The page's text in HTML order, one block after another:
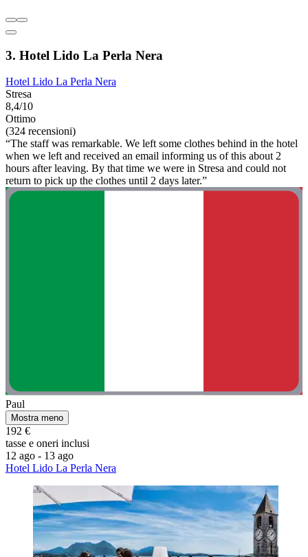
3. Hotel Lido La Perla Nera
Hotel Lido La Perla Nera
Stresa
8,4/10
Ottimo
(324 recensioni)
“The staff was remarkable. We left some clothes behind in the hotel
when we left and received an email informing us of this about 2
hours after leaving. By that time we were in Stresa and could not
return to pick up the clothes until 2 days later.”
Paul
Mostra meno
192 €
tasse e oneri inclusi
12 ago - 13 ago
Hotel Lido La Perla Nera